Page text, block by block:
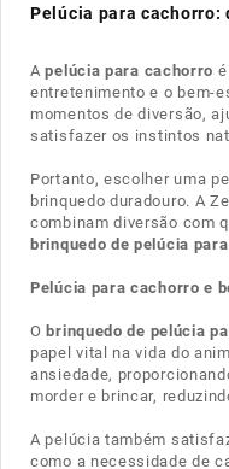
Pelúcia para cachorro:
Apelúcia para cachorro
entretenimento e o bem-
momentos de diversão,
satisfazer os instintos
Portanto, escolher uma
brinquedo duradouro. A
combinam diversão com
brinquedo de pelúcia
Pelúcia para cachorro e
Obrinquedo de pelúcia
papel vital na vida do
ansiedade,
morder e brincar,
A pelúcia também
como a necessidade de